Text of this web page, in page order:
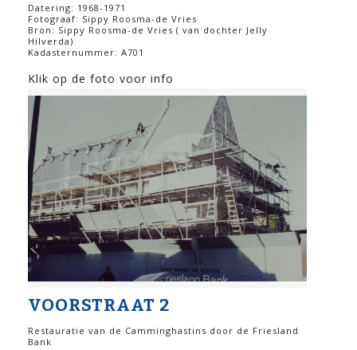
Datering: 1968-1971
Fotograaf: Sippy Roosma-de Vries
Bron: Sippy Roosma-de Vries ( van dochter Jelly
Hilverda)
Kadasternummer: A701
Klik op de foto voor info
VOORSTRAAT 2
Restauratie van de Camminghastins door de Friesland
Bank